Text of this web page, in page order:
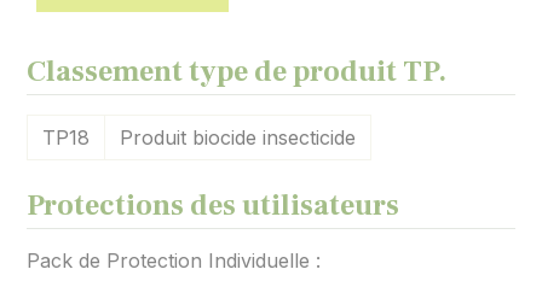
Classement type de produit TP.
TP18 Produit biocide insecticide
Protections des utilisateurs
Pack de Protection Individuelle :